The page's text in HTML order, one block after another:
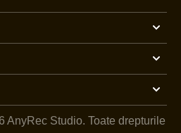
AnyRec Studio. Toate drepturile